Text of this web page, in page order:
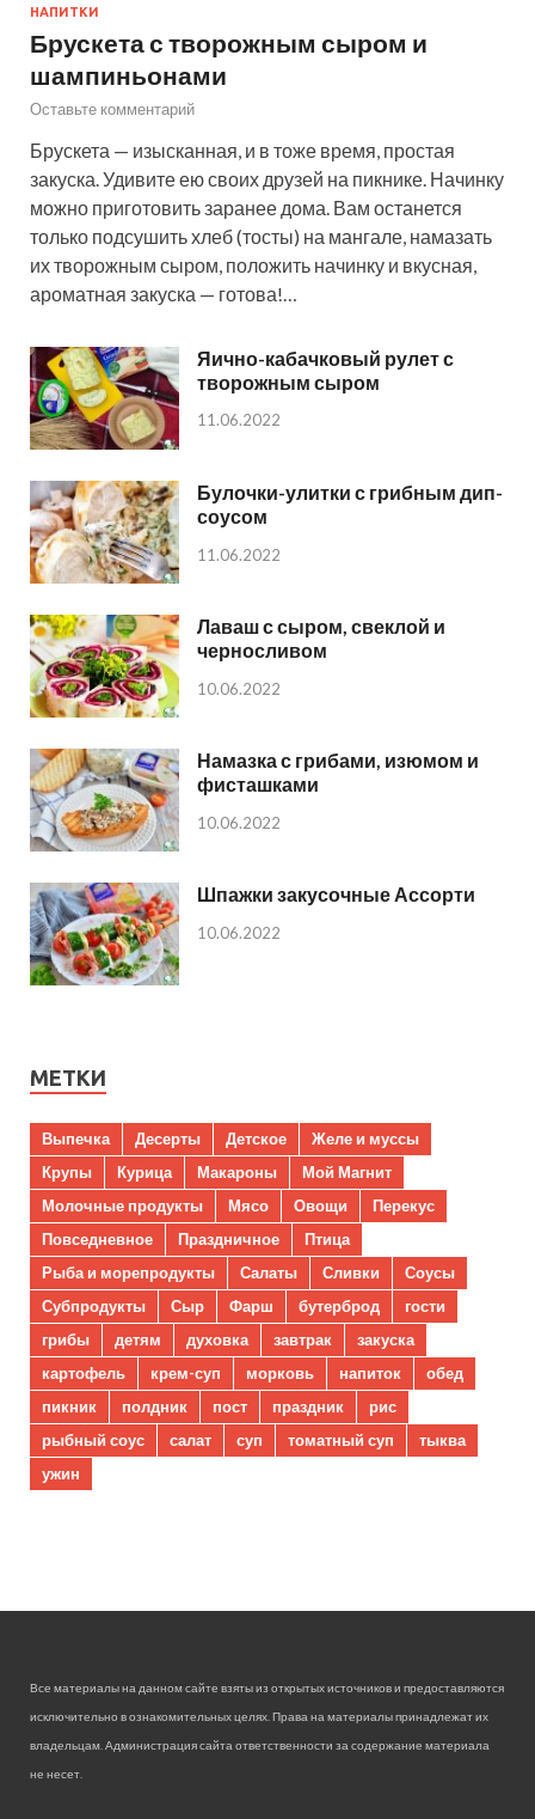
НАПИТКИ
Брускета с творожным сыром и
шампиньонами
Оставьте комментарий
Брускета — изысканная, и в тоже время, простая
закуска. Удивите ею своих друзей на пикнике. Начинку
можно приготовить заранее дома. Вам останется
только подсушить хлеб (тосты) на мангале, намазать
их творожным сыром, положить начинку и вкусная,
ароматная закуска — готова!…
Яично-кабачковый рулет с
творожным сыром
11.06.2022
Булочки-улитки с грибным дип-
соусом
11.06.2022
Лаваш с сыром, свеклой и
черносливом
10.06.2022
Намазка с грибами, изюмом и
фисташками
10.06.2022
Шпажки закусочные Ассорти
10.06.2022
МЕТКИ
Выпечка Десерты Детское
Желе и муссы
Крупы
Курица Макароны
Мой Магнит
Молочные продукты
Мясо Овощи
Перекус
Повседневное
Праздничное
Птица
Рыба и морепродукты
Салаты Сливки
Соусы
Субпродукты
Сыр Фарш бутерброд
гости
грибы
детям духовка завтрак
закуска
картофель
крем-суп морковь напиток
обед
пикник
полдник пост праздник
рис
рыбный соус
салат суп томатный суп
тыква
ужин
Все материалы на данном сайте взяты из открытых источников и предоставляются
исключительно в ознакомительных целях. Права на материалы принадлежат их
владельцам. Администрация сайта ответственности за содержание материала
не несет.